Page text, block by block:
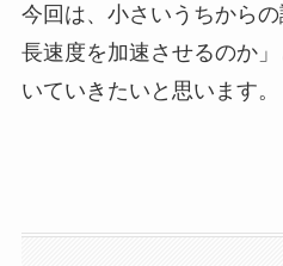
今回は、小さいうちから
長速度を加速させるのか
いていきたいと思います。